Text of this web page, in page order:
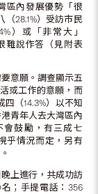
區內發展優勢「很
（28.1%）受訪市民
）或「非常大」
難說作答（見附表
意願。調查顯示五
或工作的意願，而
四（14.3%）以不知
青年人去大灣區內
會鼓勵，有三成七
乎情況而定，另有
上進行，共成功訪
；手提電話：356